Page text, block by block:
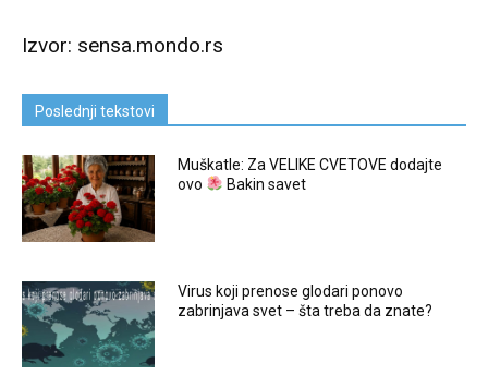
Izvor: sensa.mondo.rs
Poslednji tekstovi
Muškatle: Za VELIKE CVETOVE dodajte
ovo
Bakin savet
Virus koji prenose glodari ponovo
zabrinjava svet – šta treba da znate?